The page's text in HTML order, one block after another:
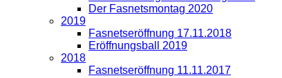
Der Fasnetsmontag 2020
2019
Fasnetseröffnung 17.11.2018
Eröffnungsball 2019
2018
Fasnetseröffnung 11.11.2017